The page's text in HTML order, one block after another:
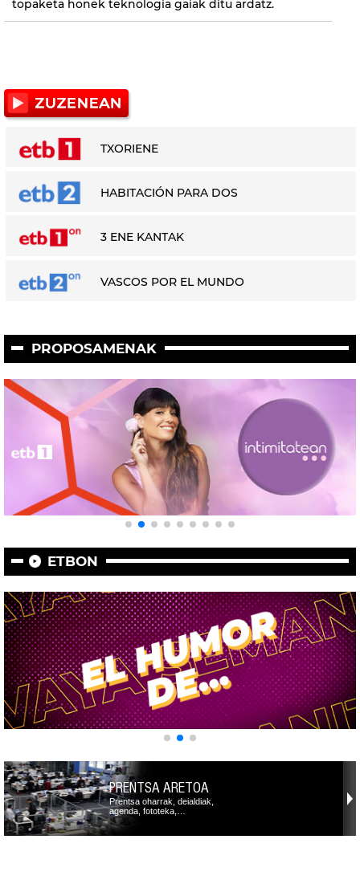
topaketa honek teknologia gaiak ditu ardatz.
TXORIENE
HABITACIÓN PARA DOS
3 ENE KANTAK
VASCOS POR EL MUNDO
PROPOSAMENAK
ETBON
PRENTSA ARETOA
Prentsa oharrak, deialdiak,
agenda, fototeka,…